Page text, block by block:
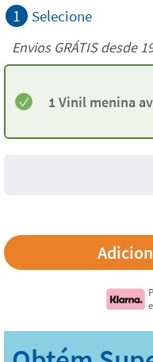
1 Selecione
Envios GRÁTIS desde
1 Vinil menina